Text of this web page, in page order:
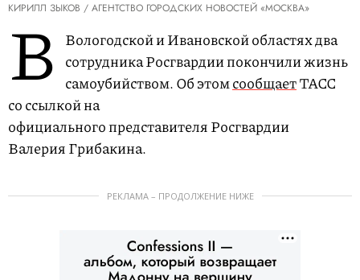
КИРИЛЛ ЗЫКОВ / АГЕНТСТВО ГОРОДСКИХ НОВОСТЕЙ «МОСКВА»
В
Вологодской и Ивановской областях два
сотрудника Росгвардии покончили жизнь
самоубийством. Об этомсообщаетТАСС
со ссылкой на
официального представителя Росгвардии
Валерия Грибакина.
РЕКЛАМА – ПРОДОЛЖЕНИЕ НИЖЕ